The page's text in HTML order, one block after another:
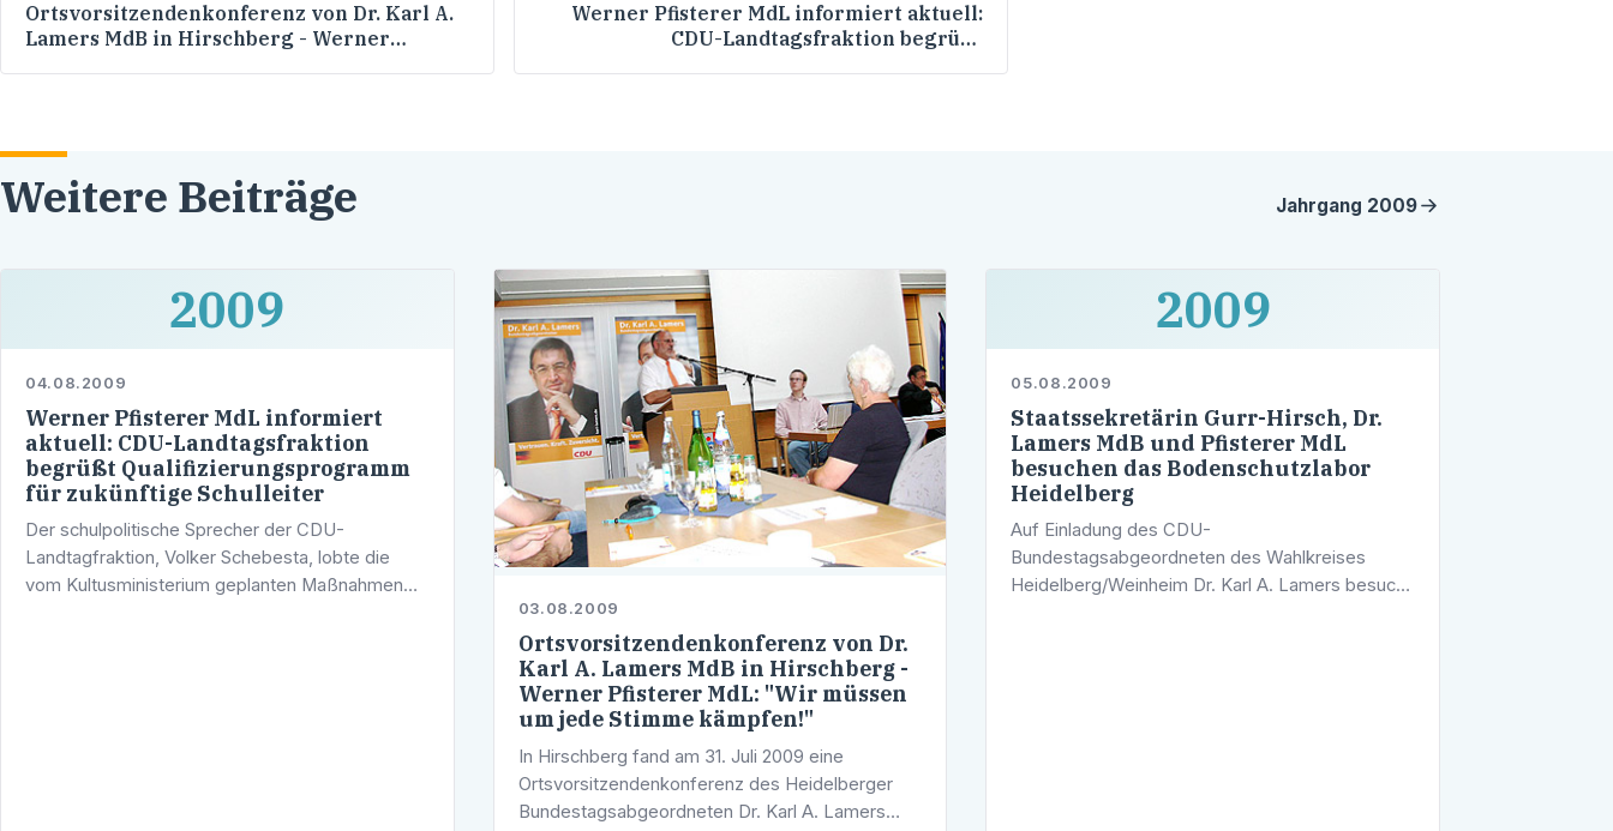
Ortsvorsitzendenkonferenz von Dr. Karl A.
Lamers MdB in Hirschberg - Werner
Werner Pfisterer MdL informiert aktuell:
CDU-Landtagsfraktion begrüßt
Weitere Beiträge Jahrgang 2009
2009
04.08.2009
Werner Pfisterer MdL informiert
aktuell: CDU-Landtagsfraktion
begrüßt Qualifizierungsprogramm
für zukünftige Schulleiter
Der schulpolitische Sprecher der CDU-
Landtagfraktion, Volker Schebesta, lobte die
vom Kultusministerium geplanten Maßnahmen
03.08.2009
Ortsvorsitzendenkonferenz von Dr.
Karl A. Lamers MdB in Hirschberg -
Werner Pfisterer MdL: "Wir müssen
um jede Stimme kämpfen!"
In Hirschberg fand am 31. Juli 2009 eine
Ortsvorsitzendenkonferenz des Heidelberger
Bundestagsabgeordneten Dr. Karl A. Lamers
2009
05.08.2009
Staatssekretärin Gurr-Hirsch, Dr.
Lamers MdB und Pfisterer MdL
besuchen das Bodenschutzlabor
Heidelberg
Auf Einladung des CDU-
Bundestagsabgeordneten des Wahlkreises
Heidelberg/Weinheim Dr. Karl A. Lamers besucht